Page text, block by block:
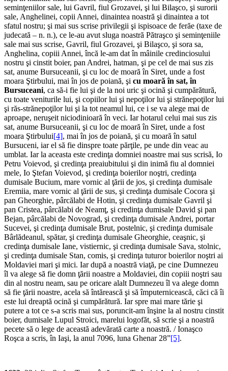
seminţeniilor sale, lui Gavril, fiul Grozavei, şi lui Bilaşco, şi surorii
sale, Anghelinei, copii Annei, dinaintea noastră şi dinaintea a tot
sfatul nostru; şi mai sus scrise privilegii şi ispisoace de ferăe (taxe de
judecată – n. n.), ce le-au avut sluga noastră Pătraşco şi seminţeniile
sale mai sus scrise, Gavril, fiul Grozavei, şi Bilaşco, şi sora sa,
Anghelina, copiii Annei, încă le-am dat în mâinile credinciosului
nostru şi cinstit boier, pan Andrei, hatman, şi pe cel de mai sus zis
sat, anume Bursuceanii, şi cu loc de moară în Siret, unde a fost
moara Ştirbului, mai în jos de poiană, şi cu moară în sat, în
Bursuceani, ca să-i fie lui şi de la noi uric şi ocină şi cumpărătură,
cu toate veniturile lui, şi copiilor lui şi nepoţilor lui şi strănepoţilor lui
şi răs-strănepoţilor lui şi la tot neamul lui, ce i se va alege mai de
aproape, neruşeit niciodinioară în veci. Iar hotarul celui mai sus zis
sat, anume Bursuceanii, şi cu loc de moară în Siret, unde a fost
moara Ştirbului[4], mai în jos de poiană, şi cu moară în satul
Bursuceni, iar el să fie dinspre toate părţile, pe unde din veac au
umblat. Iar la aceasta este credinţa domniei noastre mai sus scrisă, Io
Petru Voievod, şi credinţa preaiubitului şi din inimă fiu al domniei
mele, Io Ştefan Voievod, şi credinţa boierilor noştri, credinţa
dumisale Bucium, mare vornic al ţării de jos, şi credinţa dumisale
Eremiia, mare vornic al ţării de sus, şi credinţa dumisale Cocora şi
pan Gheorghie, pârcălabi de Hotin, şi credinţa dumisale Gavril şi
pan Cristea, pârcălabi de Neamţ, şi credinţa dumisale David şi pan
Bejan, pârcălabi de Novograd, şi cre­dinţa dumisale Andrei, portar
Sucevei, şi credinţa dumisale Brut, postelnic, şi credinţa dumisale
Bârlădeanul, spătar, şi credinţa dumisale Gheorghie, ceaşnic, şi
credinţa dumi­sale Iane, vistiernic, şi credinţa dumisale Sava, stolnic,
şi credinţa dumisale Stan, comis, şi credinţa tuturor boierilor noştri ai
Moldaviei mari şi mici. Iar după a noastră viaţă, pe cine Dumnezeu
îl va alege să fie domn ţării noastre a Moldaviei, din copiii noştri sau
din al nos­tru neam, sau pe oricare alalt Dumnezeu îl va alege domn
să fie ţării noastre, acela să întărească şi să îm­puternicească, căci că îi
este lui dreaptă ocină şi cumpărătură. Iar spre mai mare tărie şi
putere a tot ce s-a scris mai sus, poruncit-am înşine la al nostru cin­stit
boier, dumisale Lupul Stroici, marelui logofăt, să scrie şi a noastră
pecete să o lege de această ade­vărată carte a noastră. / Ionaşco
Roşca a scris, în Iaşi, la anul 7096, luna Ghenar 28”[5].